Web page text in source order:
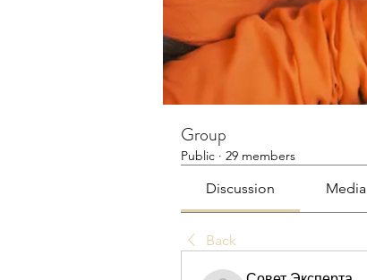
Group
Public · 29 members
Discussion Media
Back